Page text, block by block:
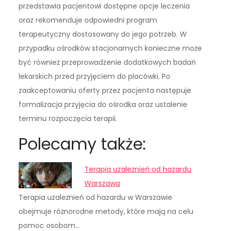
przedstawia pacjentowi dostępne opcje leczenia
oraz rekomenduje odpowiedni program
terapeutyczny dostosowany do jego potrzeb. W
przypadku ośrodków stacjonarnych konieczne może
być również przeprowadzenie dodatkowych badań
lekarskich przed przyjęciem do placówki. Po
zaakceptowaniu oferty przez pacjenta następuje
formalizacja przyjęcia do ośrodka oraz ustalenie
terminu rozpoczęcia terapii.
Polecamy także:
Terapia uzależnień od hazardu
Warszawa
Terapia uzależnień od hazardu w Warszawie
obejmuje różnorodne metody, które mają na celu
pomoc osobom…